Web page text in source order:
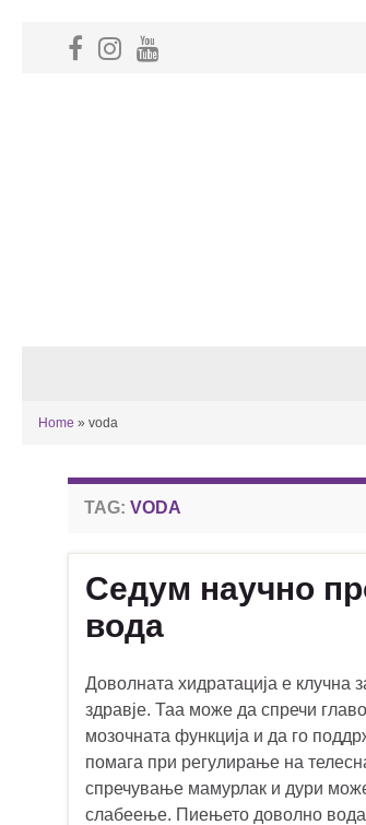
Home » voda
TAG: VODA
Седум научно
вода
Доволната хидратација е клучна
здравје. Таа може да спречи
мозочната функција и да го
помага при регулирање на
спречување мамурлак и дури
слабеење. Пиењето доволно вода